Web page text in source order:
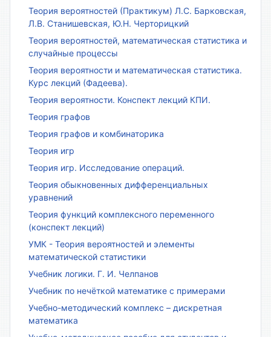
Теория вероятностей (Практикум) Л.С. Барковская,
Л.В. Станишевская, Ю.Н. Черторицкий
Теория вероятностей, математическая статистика и
случайные процессы
Теория вероятности и математическая статистика.
Курс лекций (Фадеева).
Теория вероятности. Конспект лекций КПИ.
Теория графов
Теория графов и комбинаторика
Теория игр
Теория игр. Исследование операций.
Теория обыкновенных дифференциальных
уравнений
Теория функций комплексного переменного
(конспект лекций)
УМК - Теория вероятностей и элементы
математической статистики
Учебник логики. Г. И. Челпанов
Учебник по нечёткой математике с примерами
Учебно-методический комплекс – дискретная
математика